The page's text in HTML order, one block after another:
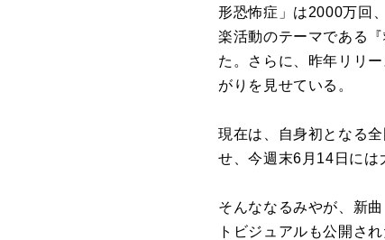
形恐怖症」は2000万回
楽活動のテーマである
た。さらに、昨年リリ
がりを見せている。
現在は、自身初となる
せ、今週末6月14日には
そんななるみやが、新
トビジュアルも公開され